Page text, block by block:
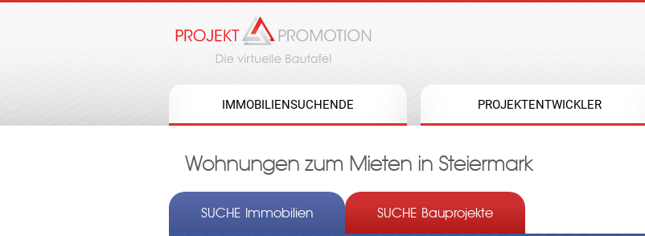
IMMOBILIENSUCHENDE PROJEKTENTWICKLER
Wohnungen zum Mieten in Steiermark
SUCHE Immobilien SUCHE Bauprojekte